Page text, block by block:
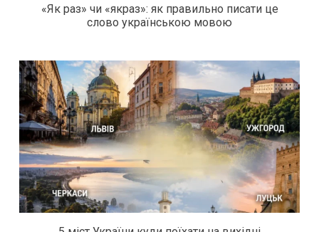
«Як раз» чи «якраз»: як правильно писати це
слово українською мовою